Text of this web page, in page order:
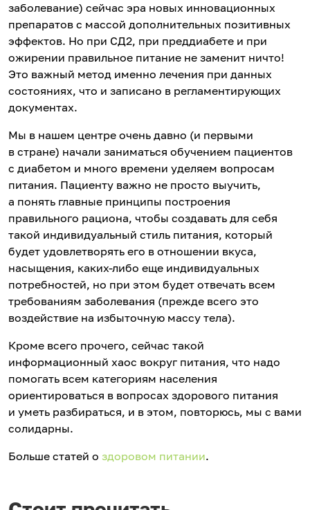
заболевание) сейчас эра новых инновационных
препаратов с массой дополнительных позитивных
эффектов. Но при СД2, при преддиабете и при
ожирении правильное питание не заменит ничто!
Это важный метод именно лечения при данных
состояниях, что и записано в регламентирующих
документах.
Мы в нашем центре очень давно (и первыми
в стране) начали заниматься обучением пациентов
с диабетом и много времени уделяем вопросам
питания. Пациенту важно не просто выучить,
а понять главные принципы построения
правильного рациона, чтобы создавать для себя
такой индивидуальный стиль питания, который
будет удовлетворять его в отношении вкуса,
насыщения, каких-либо еще индивидуальных
потребностей, но при этом будет отвечать всем
требованиям заболевания (прежде всего это
воздействие на избыточную массу тела).
Кроме всего прочего, сейчас такой
информационный хаос вокруг питания, что надо
помогать всем категориям населения
ориентироваться в вопросах здорового питания
и уметь разбираться, и в этом, повторюсь, мы с вами
солидарны.
Больше статей о здоровом питании.